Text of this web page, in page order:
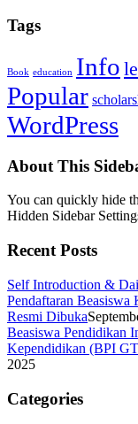
Tags
Book education Info
Popular
WordPress
About This
You can quickly hide
Hidden Sidebar
Recent Posts
Self Introduction &
Pendaftaran
Resmi Dibuka
Beasiswa Pendidikan
Kependidikan (BPI
2025
Categories